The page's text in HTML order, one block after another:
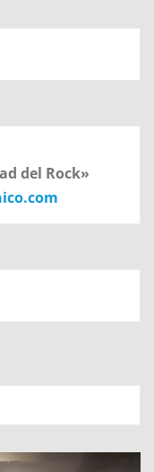
del Rock»